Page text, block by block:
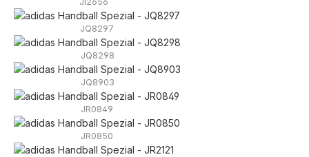
JQ8297
JQ8298
JQ8903
JR0849
JR0850